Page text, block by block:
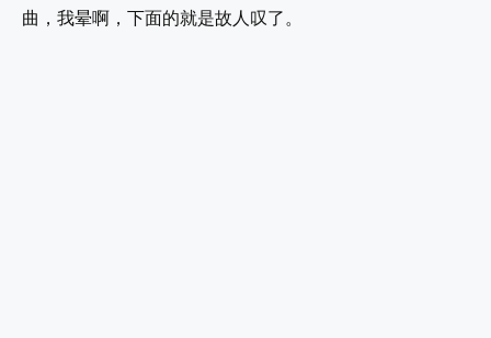
曲，我晕啊，下面的就是故人叹了。